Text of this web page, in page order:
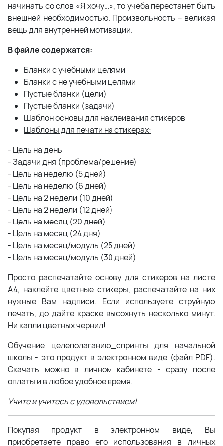
начинать со слов «Я хочу…», то учеба перестанет быть
внешней необходимостью. Произвольность – великая
вещь для внутренней мотивации.
В файле содержатся:
Бланки с учебными целями
Бланки с не учебными целями
Пустые бланки (цели)
Пустые бланки (задачи)
Шаблон основы для наклеивания стикеров
Шаблоны для печати на стикерах:
- Цель на день
- Задачи дня (проблема/решение)
- Цель на неделю (5 дней)
- Цель на неделю (6 дней)
- Цель на 2 недели (10 дней)
- Цель на 2 недели (12 дней)
- Цель на месяц (20 дней)
- Цель на месяц (24 дня)
- Цель на месяц/модуль (25 дней)
- Цель на месяц/модуль (30 дней)
Просто распечатайте основу для стикеров на листе
А4, наклейте цветные стикеры, распечатайте на них
нужные Вам надписи. Если используете струйную
печать, до дайте краске высохнуть несколько минут.
Ни капли цветных чернил!
Обучение целеполаганию_спринты для начальной
школы - это продукт в электронном виде (файл PDF).
Скачать можно в личном кабинете - сразу после
оплаты и в любое удобное время.
Учите и учитесь с удовольствием!
Покупая продукт в электронном виде, Вы
приобретаете право его использования в личных